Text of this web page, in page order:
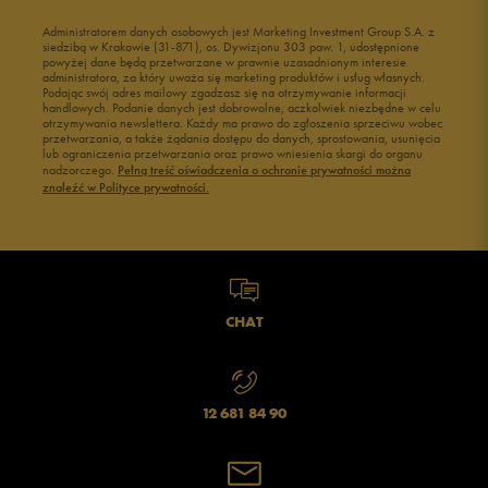
Administratorem danych osobowych jest Marketing Investment Group S.A. z
siedzibą w Krakowie (31-871), os. Dywizjonu 303 paw. 1, udostępnione
powyżej dane będą przetwarzane w prawnie uzasadnionym interesie
administratora, za który uważa się marketing produktów i usług własnych.
Podając swój adres mailowy zgadzasz się na otrzymywanie informacji
handlowych. Podanie danych jest dobrowolne, aczkolwiek niezbędne w celu
otrzymywania newslettera. Każdy ma prawo do zgłoszenia sprzeciwu wobec
przetwarzania, a także żądania dostępu do danych, sprostowania, usunięcia
lub ograniczenia przetwarzania oraz prawo wniesienia skargi do organu
nadzorczego. Pełną treść oświadczenia o ochronie prywatności można
znaleźć w Polityce prywatności.
CHAT
12 681 84 90